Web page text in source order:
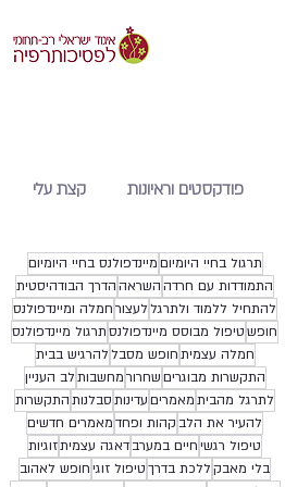
פודקסטים וראיונות קצת עלי
תרגול בחיי היומיוםמיינדפולנס בחיי היומיום
התמודדות עם חרדההשראההדרך הבודהיסטית
להתחיל ללמוד ולתרגללעצורחמלה ומיינדפולנס
חופשטיפול מבוסס מיינדפולנסתרגול מיינדפולנס
חמלה עצמיתחופש מסבללהרגיש בבית
התקשרות מבוגריםשחרורמחשבותלב העניין
לתרגל מהביתמאמריםעדינותסבלנותהתקשרות
להעיר את הלב קהות ופחדמאמרים חדשים
טיפול רגשיחיים במערבדאגה עצמיתזוגיות
בלי מאבקללכת בדרךטיפול זוגיחופש לאהוב